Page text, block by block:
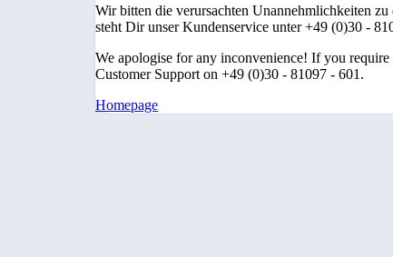
Wir bitten die verursachten Unannehmlichkeiten
steht Dir unser Kundenservice unter +49 (0)30 -
We apologise for any inconvenience! If you require
Customer Support on +49 (0)30 - 81097 - 601.
Homepage